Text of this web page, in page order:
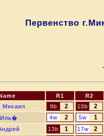
Первенство
R1 R2
Михаил 9b 2 10b 2
Иль� 4w 2 5w 1
13b 1 17w 2